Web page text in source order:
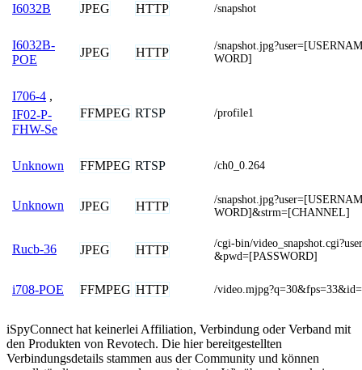
I6032B JPEG HTTP /snapshot
I6032B-
POE
JPEG HTTP
/
WORD]
I706-4 ,
IF02-P-
FHW-Se
FFMPEG RTSP /profile1
Unknown FFMPEG RTSP /ch0_0.264
Unknown JPEG HTTP
/
WORD]&strm=[CHANNEL]
Rucb-36 JPEG HTTP
/cgi-bin/
&pwd=[PASSWORD]
i708-POE FFMPEG HTTP /
iSpyConnect hat keinerlei Affiliation, Verbindung oder Verband mit
den Produkten von Revotech. Die hier bereitgestellten
Verbindungsdetails stammen aus der Community und können